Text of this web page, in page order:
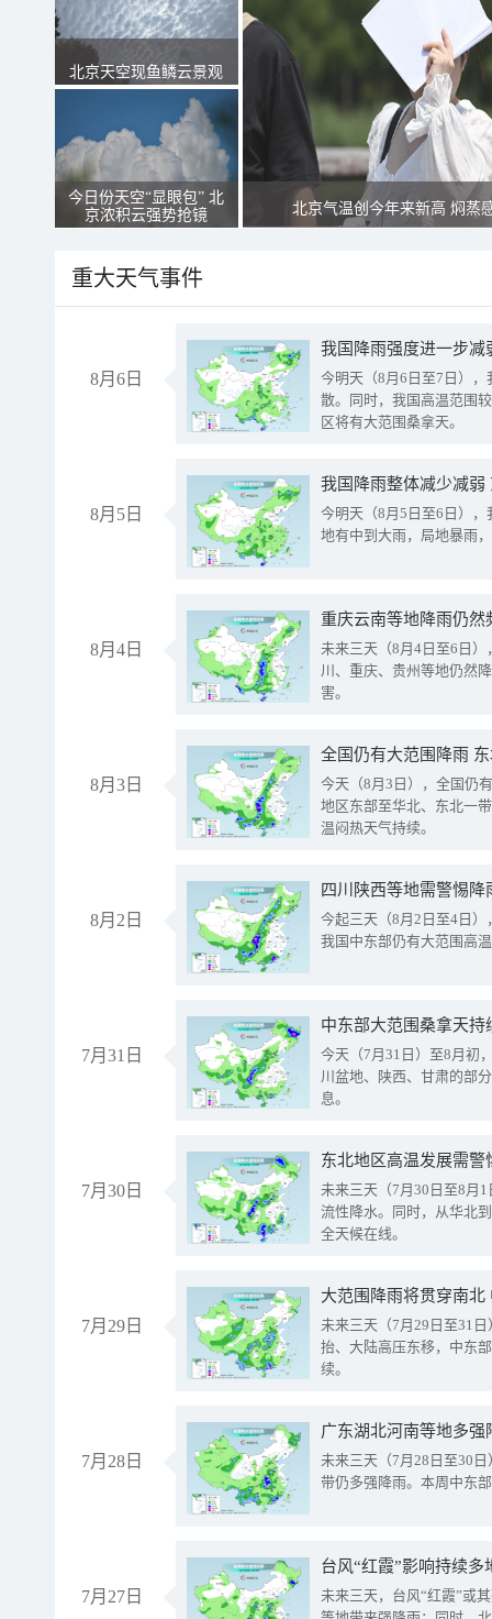
北京天空现鱼鳞云景观
今日份天空“显眼包” 北
京浓积云强势抢镜
北京气温创今年来新高 焖蒸
重大天气事件
8月6日
今明天（8月6日至7日）
散。同时，我国高温范围
区将有大范围桑拿天。
8月5日
我国降雨整体减少减弱
今明天（8月5日至6日）
地有中到大雨，局地暴雨
8月4日
重庆云南等地降雨仍然
未来三天（8月4日至6日
川、重庆、贵州等地仍然
害。
8月3日
全国仍有大范围降雨
今天（8月3日），全国仍
地区东部至华北、东北一
温闷热天气持续。
8月2日
今起三天（8月2日至4日
我国中东部仍有大范围高
7月31日
中东部大范围桑拿天
今天（7月31日）至8月初
川盆地、陕西、甘肃的部
息。
7月30日
东北地区高温发展需
未来三天（7月30日至8月
流性降水。同时，从华北
全天候在线。
7月29日
大范围降雨将贯穿南
未来三天（7月29日至31
抬、大陆高压东移，中东
续。
7月28日
广东湖北河南等地多
未来三天（7月28日至30
带仍多强降雨。本周中东
7月27日
台风“红霞”影响持续
未来三天，台风“红霞”或